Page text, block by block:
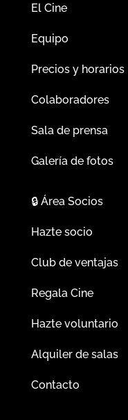
El Cine
Equipo
Precios y horarios
Colaboradores
Sala de prensa
Galería de fotos
🔒Área Socios
Hazte socio
Club de ventajas
Regala Cine
Hazte voluntario
Alquiler de salas
Contacto